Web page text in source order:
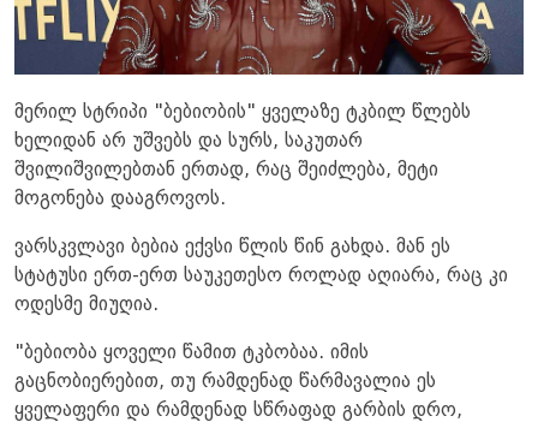
მერილ სტრიპი "ბებიობის" ყველაზე ტკბილ წლებს
ხელიდან არ უშვებს და სურს, საკუთარ
შვილიშვილებთან ერთად, რაც შეიძლება, მეტი
მოგონება დააგროვოს.
ვარსკვლავი ბებია ექვსი წლის წინ გახდა. მან ეს
სტატუსი ერთ-ერთ საუკეთესო როლად აღიარა, რაც კი
ოდესმე მიუღია.
"ბებიობა ყოველი წამით ტკბობაა. იმის
გაცნობიერებით, თუ რამდენად წარმავალია ეს
ყველაფერი და რამდენად სწრაფად გარბის დრო,